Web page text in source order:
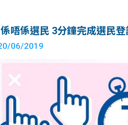
大學生學費
網上私人貸
唔係選民 3分鐘完成選民登
06/2019